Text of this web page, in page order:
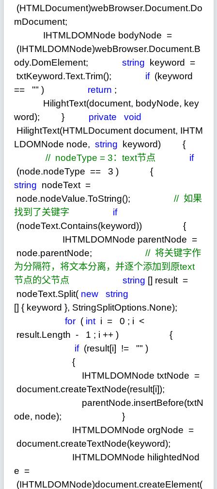
(HTMLDocument)webBrowser.Document.Do
mDocument;
IHTMLDOMNode bodyNode =
(IHTMLDOMNode)webBrowser.Document.B
ody.DomElement;
string keyword =
txtKeyword.Text.Trim();
if (keyword
==
"" ) return ;
HilightText(document, bodyNode, key
word); }
private
void
HilightText(HTMLDocument document, IHTM
LDOMNode node, string keyword) {
// nodeType = 3：text节点
if
(node.nodeType == 3 ) {
string nodeText =
node.nodeValue.ToString();
// 如果
找到了关键字
if
(nodeText.Contains(keyword)) {
IHTMLDOMNode parentNode =
node.parentNode;
// 将关键字作
为分隔符，将文本分离，并逐个添加到原text
节点的父节点
string [] result =
nodeText.Split( new
string
[] { keyword }, StringSplitOptions.None);
for ( int i = 0 ; i <
result.Length - 1 ; i ++ ) {
if (result[i] != "" )
{
IHTMLDOMNode txtNode =
document.createTextNode(result[i]);
parentNode.insertBefore(txtN
ode, node); }
IHTMLDOMNode orgNode =
document.createTextNode(keyword);
IHTMLDOMNode hilightedNod
e =
(IHTMLDOMNode)document.createElement(